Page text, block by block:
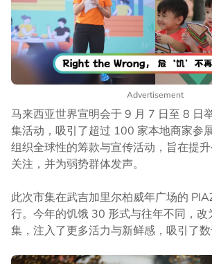
Advertisement
马来西亚世界宣明会于 9 月 7 日至 8 日
集活动，吸引了超过 100 家本地商家参
组织全球性的筹款与宣传活动，旨在提
关注，并为弱势群体发声。
此次市集在武吉加里尔柏威年广场的
行。今年的饥饿 30 形式与往年不同，改
集，注入了更多活力与新鲜感，吸引了数